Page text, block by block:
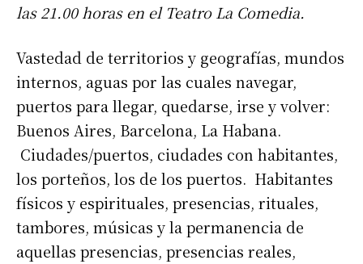
las 21.00 horas en el Teatro La Comedia.
Vastedad de territorios y geografías, mundos
internos, aguas por las cuales navegar,
puertos para llegar, quedarse, irse y volver:
Buenos Aires, Barcelona, La Habana.
Ciudades/puertos, ciudades con habitantes,
los porteños, los de los puertos. Habitantes
físicos y espirituales, presencias, rituales,
tambores, músicas y la permanencia de
aquellas presencias, presencias reales,